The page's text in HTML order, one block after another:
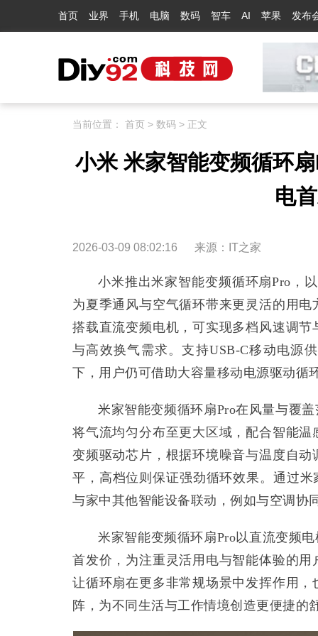
首页 业界 手机 电脑 数码 智车 AI 苹果 发布
当前位置： 首页 > 数码 > 正文
小米 米家智能变频循环
电
2026-03-09 08:02:16 来源： IT之家
小米推出米家智能变频循环扇Pro，
为夏季通风与空气循环带来更灵活的用
搭载直流变频电机，可实现多档风速调
与高效换气需求。支持USB-C移动电源
下，用户仍可借助大容量移动电源驱动循
米家智能变频循环扇Pro在风量与覆
将气流均匀分布至更大区域，配合智能
变频驱动芯片，根据环境噪音与温度自
平，高档位则保证强劲循环效果。通过
与家中其他智能设备联动，例如与空调协
米家智能变频循环扇Pro以直流变频
首发价，为注重灵活用电与智能体验的
让循环扇在更多非常规场景中发挥作用
阵，为不同生活与工作情境创造更便捷的